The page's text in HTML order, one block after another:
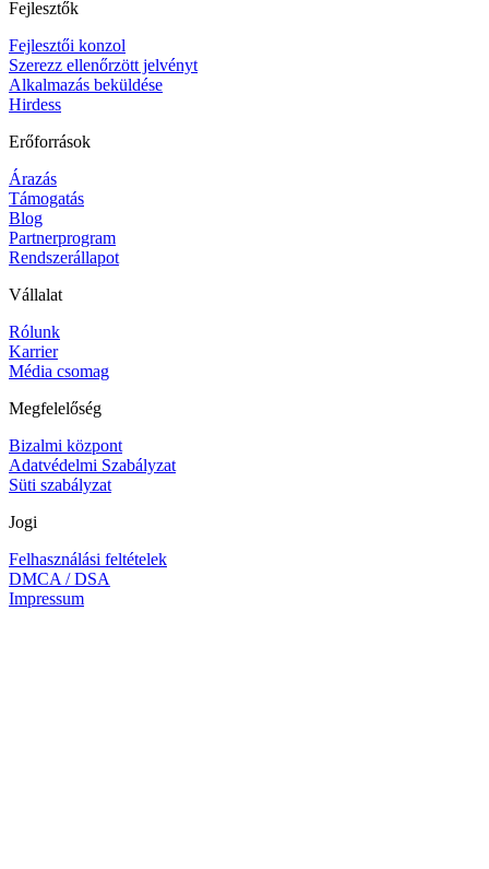
Fejlesztők
Fejlesztői konzol
Szerezz ellenőrzött jelvényt
Alkalmazás beküldése
Hirdess
Erőforrások
Árazás
Támogatás
Blog
Partnerprogram
Rendszerállapot
Vállalat
Rólunk
Karrier
Média csomag
Megfelelőség
Bizalmi központ
Adatvédelmi Szabályzat
Süti szabályzat
Jogi
Felhasználási feltételek
DMCA / DSA
Impressum